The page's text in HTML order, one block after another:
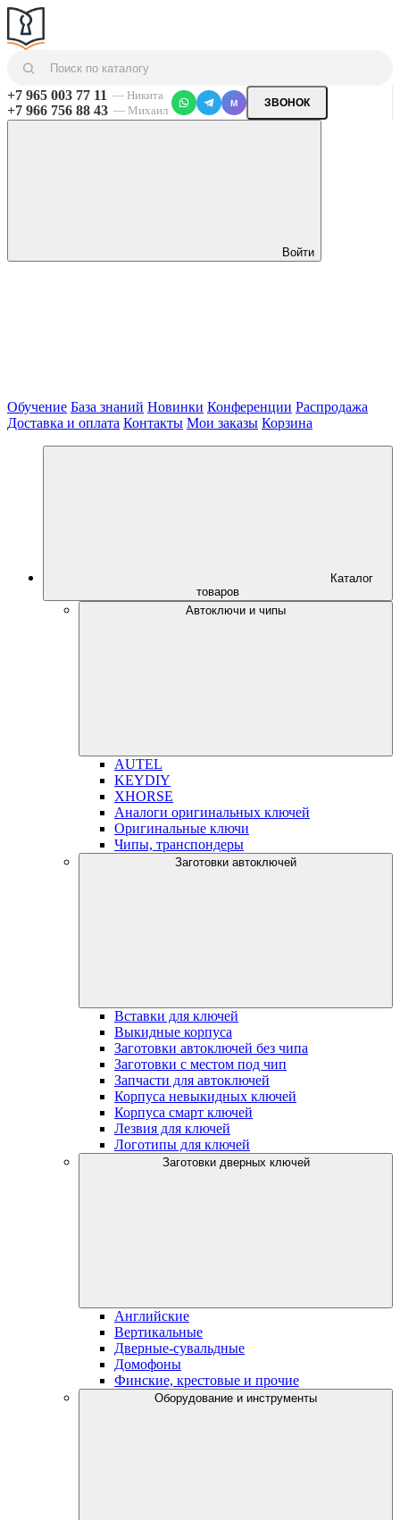
+7 965 003 77 11 — Никита
+7 966 756 88 43 — Михаил
M ЗВОНОК
Войти
Обучение База знаний Новинки Конференции Распродажа
Доставка и оплата Контакты Мои заказы Корзина
Каталог
товаров
Автоключи и чипы
AUTEL
KEYDIY
XHORSE
Аналоги оригинальных ключей
Оригинальные ключи
Чипы, транспондеры
Заготовки автоключей
Вставки для ключей
Выкидные корпуса
Заготовки автоключей без чипа
Заготовки с местом под чип
Запчасти для автоключей
Корпуса невыкидных ключей
Корпуса смарт ключей
Лезвия для ключей
Логотипы для ключей
Заготовки дверных ключей
Английские
Вертикальные
Дверные-сувальдные
Домофоны
Финские, крестовые и прочие
Оборудование и инструменты